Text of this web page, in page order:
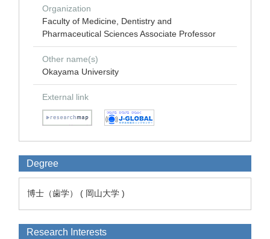
Organization
Faculty of Medicine, Dentistry and
Pharmaceutical Sciences Associate Professor
Other name(s)
Okayama University
External link
Degree
博士（歯学） ( 岡山大学 )
Research Interests